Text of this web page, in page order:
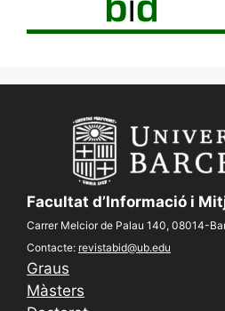
Facultat d’Informació i
Carrer Melcior de Palau 140, 08014-
Contacte: revistabid@ub.edu
Graus
Màsters